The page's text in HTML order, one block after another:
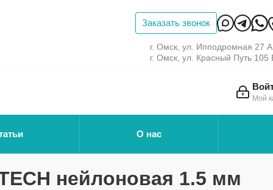
Заказать звонок
г. Омск, ул. Ипподромная 27
г. Омск, ул. Красный Путь
Мой
О нас
нейлоновая 1.5 мм